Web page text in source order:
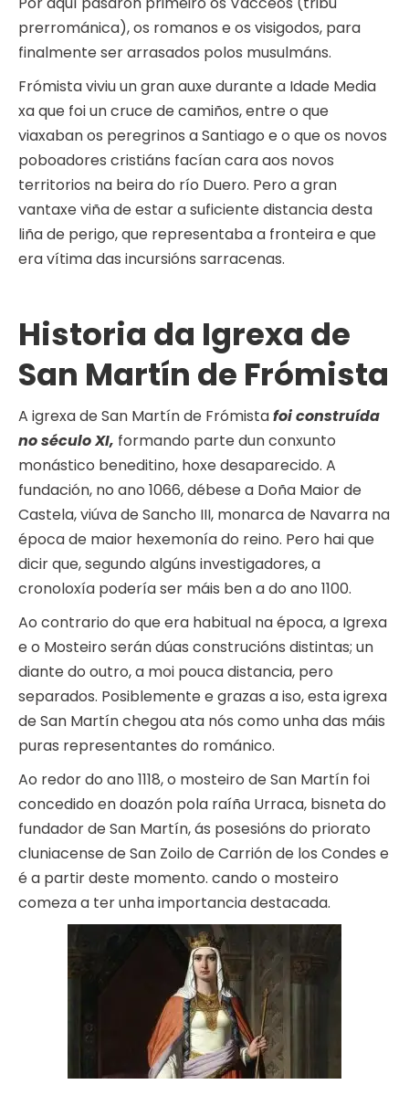
prerrománica), os romanos e os visigodos, para
finalmente ser arrasados ​​polos musulmáns.
Frómista viviu un gran auxe durante a Idade Media
xa que foi un cruce de camiños, entre o que
viaxaban os peregrinos a Santiago e o que os novos
poboadores cristiáns facían cara aos novos
territorios na beira do río Duero. Pero a gran
vantaxe viña de estar a suficiente distancia desta
liña de perigo, que representaba a fronteira e que
era vítima das incursións sarracenas.
Historia da Igrexa de
San Martín de Frómista
A igrexa de San Martín de Frómistafoi construída
no século XI, formando parte dun conxunto
monástico beneditino, hoxe desaparecido. A
fundación, no ano 1066, débese a Doña Maior de
Castela, viúva de Sancho III, monarca de Navarra na
época de maior hexemonía do reino. Pero hai que
dicir que, segundo algúns investigadores, a
cronoloxía podería ser máis ben a do ano 1100.
Ao contrario do que era habitual na época, a Igrexa
e o Mosteiro serán dúas construcións distintas; un
diante do outro, a moi pouca distancia, pero
separados. Posiblemente e grazas a iso, esta igrexa
de San Martín chegou ata nós como unha das máis
puras representantes do románico.
Ao redor do ano 1118, o mosteiro de San Martín foi
concedido en doazón pola raíña Urraca, bisneta do
fundador de San Martín, ás posesións do priorato
cluniacense de San Zoilo de Carrión de los Condes e
é a partir deste momento. cando o mosteiro
comeza a ter unha importancia destacada.